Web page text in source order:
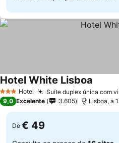
3 EstrelasHotel Suíte duplex única com
Hotel White Lisboa
9,0 Excelente 3.605 Lisboa, a
De € 49